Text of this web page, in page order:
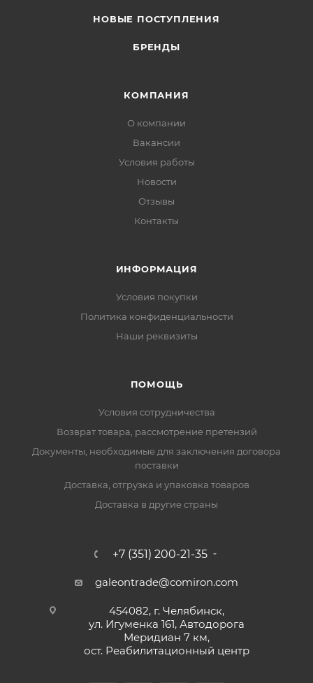
НОВЫЕ ПОСТУПЛЕНИЯ
БРЕНДЫ
КОМПАНИЯ
О компании
Вакансии
Условия работы
Новости
Отзывы
Контакты
ИНФОРМАЦИЯ
Условия покупки
Политика конфиденциальности
Наши реквизиты
ПОМОЩЬ
Условия сотрудничества
Возврат товара, рассмотрение претензий
Документы, необходимые для заключения договора
поставки
Доставка, отгрузка и упаковка товаров
Доставка в другие страны
+7 (351) 200-21-35
galeontrade@comiron.com
454082, г. Челябинск,
ул. Игуменка 161, Автодорога
Меридиан 7 км,
ост. Реабилитационный центр